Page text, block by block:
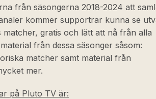
från säsongerna 2018-2024 att
kommer supportrar kunna se
gratis och lätt att nå från alla
från dessa säsonger såsom:
matcher samt material från
mer.
på Pluto TV är: